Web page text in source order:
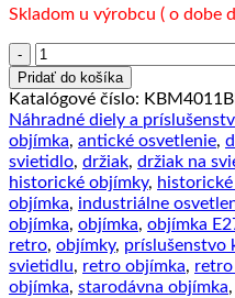
Skladom u výrobcu ( o dobe
množstvo
Čierna
perleťová
kovová
krytka
+
E27
objímka
+
1
držiak
kábla
Pridať do košíka
Katalógové číslo:
Náhradné diely a
objímka, antické osvetlenie,
svietidlo, držiak, držiak na
historické objímky,
objímka, industriálne
objímka, objímka, objímka
retro, objímky, príslušenstvo
svietidlu, retro objímka,
objímka, starodávna objímka,